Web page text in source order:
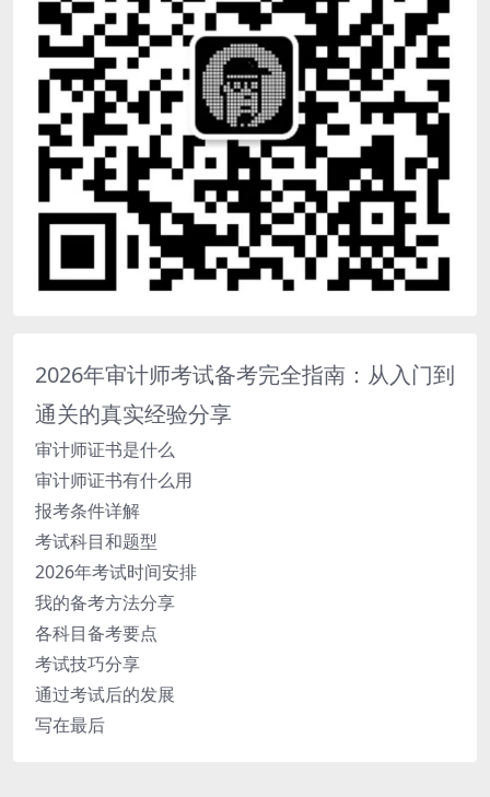
2026年审计师考试备考完全指南：从入门到
通关的真实经验分享
审计师证书是什么
审计师证书有什么用
报考条件详解
考试科目和题型
2026年考试时间安排
我的备考方法分享
各科目备考要点
考试技巧分享
通过考试后的发展
写在最后